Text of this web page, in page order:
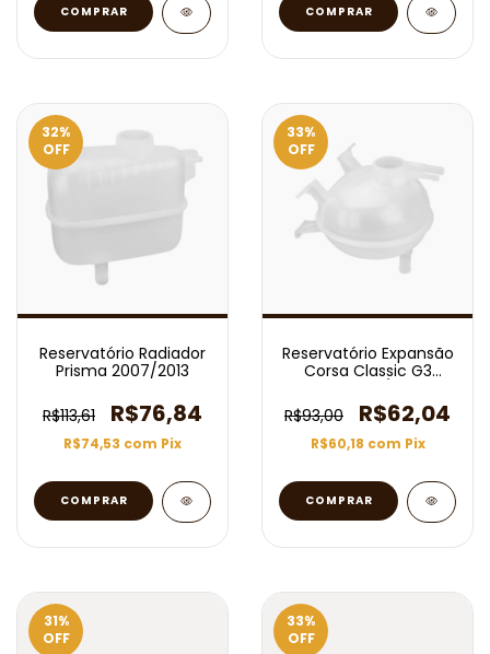
32%
OFF
Reservatório Radiador
Prisma 2007/2013
R$113,61 R$76,84
R$74,53 com Pix
33%
OFF
Reservatório Expansão
Corsa Classic G3
R$93,00
R$62,04
R$60,18 com Pix
31%
OFF
33%
OFF